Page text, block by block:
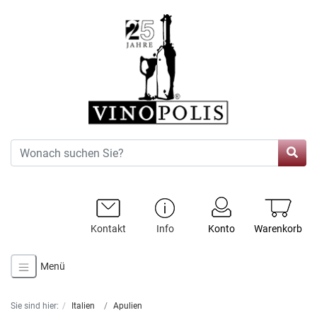
Warenkorb
Konto
Info
Kontakt
Menü
Sie sind hier: Italien Apulien